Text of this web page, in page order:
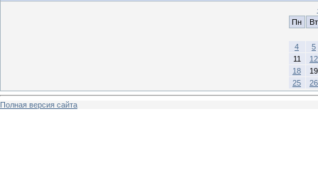
Пн
Вт
4
5
11
12
18
19
25
26
Полная версия сайта